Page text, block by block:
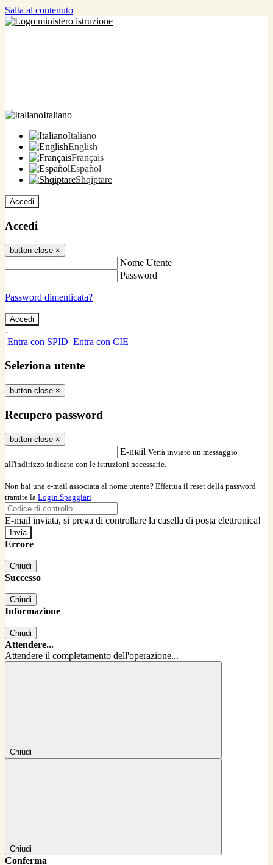
Salta al contenuto
Italiano
Italiano
English
Français
Español
Shqiptare
Accedi
Accedi
button close ×
Nome Utente
Password
Password dimenticata?
-
Entra con SPID Entra con CIE
Seleziona utente
button close ×
Recupero password
button close ×
E-mail Verrà inviato un messaggio
all'indirizzo indicato con le istruzioni necessarie.
Non hai una e-mail associata al nome utente? Effettua il reset della password
tramite la Login Spaggiari
E-mail inviata, si prega di controllare la casella di posta elettronica!
Errore
Chiudi
Successo
Chiudi
Informazione
Chiudi
Attendere...
Attendere il completamento dell'operazione...
Chiudi
Chiudi
Conferma